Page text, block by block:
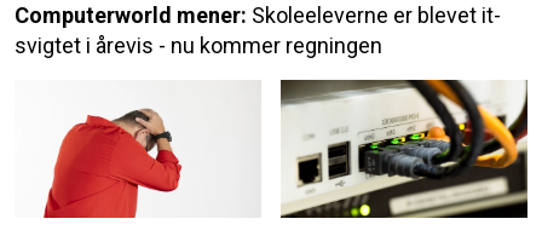
Computerworld mener: Skoleeleverne er blevet it-
svigtet i årevis - nu kommer regningen